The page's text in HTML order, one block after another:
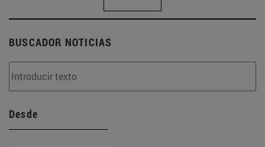
BUSCADOR NOTICIAS
Desde